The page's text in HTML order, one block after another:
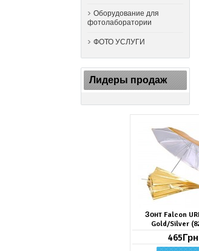
Оборудование для
фотолаборатории
ФОТО УСЛУГИ
Лидеры продаж
Зонт Falcon
Gold/Silver
465Грн